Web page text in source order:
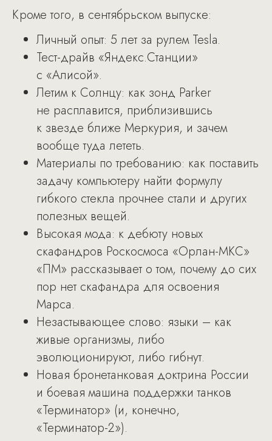
Кроме того, в сентябрьском выпуске:
Личный опыт: 5 лет за рулем Tesla.
Тест-драйв «Яндекс.Станции»
с «Алисой».
Летим к Солнцу: как зонд Parker
не расплавится, приблизившись
к звезде ближе Меркурия, и зачем
вообще туда лететь.
Материалы по требованию: как поставить
задачу компьютеру найти формулу
гибкого стекла прочнее стали и других
полезных вещей.
Высокая мода: к дебюту новых
скафандров Роскосмоса «Орлан-МКС»
«ПМ» рассказывает о том, почему до сих
пор нет скафандра для освоения
Марса.
Незастывающее слово: языки – как
живые организмы, либо
эволюционируют, либо гибнут.
Новая бронетанковая доктрина России
и боевая машина поддержки танков
«Терминатор» (и, конечно,
«Терминатор-2»).